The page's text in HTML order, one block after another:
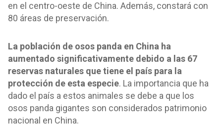
en el centro-oeste de China. Además, constará con
80 áreas de preservación.
La población de osos panda en China ha
aumentado significativamente debido a las 67
reservas naturales que tiene el país para la
protección de esta especie. La importancia que ha
dado el país a estos animales se debe a que los
osos panda gigantes son considerados patrimonio
nacional en China.